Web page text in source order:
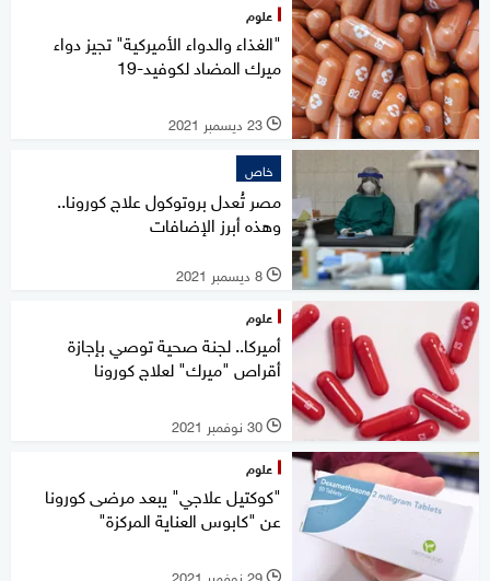
علوم
"الغذاء والدواء الأميركية" تجيز دواء
ميرك المضاد لكوفيد-19
l 23 ديسمبر 2021
خاص
مصر تُعدل بروتوكول علاج كورونا..
وهذه أبرز الإضافات
l 8 ديسمبر 2021
علوم
أميركا.. لجنة صحية توصي بإجازة
أقراص "ميرك" لعلاج كورونا
l 30 نوفمبر 2021
علوم
"كوكتيل علاجي" يبعد مرضى كورونا
عن "كابوس العناية المركزة"
l